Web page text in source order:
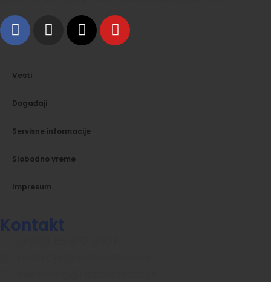
Vesti
Događaji
Servisne informacije
Slobodno vreme
Impresum
Kontakt